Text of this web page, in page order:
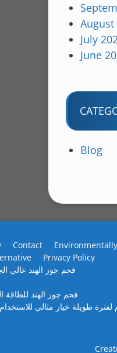
August
July
June
Blog
Contact
Privacy Policy
فحم جوز الهند عالي
فحم جوز الهند للطاقة
طويلة خيار مثالي